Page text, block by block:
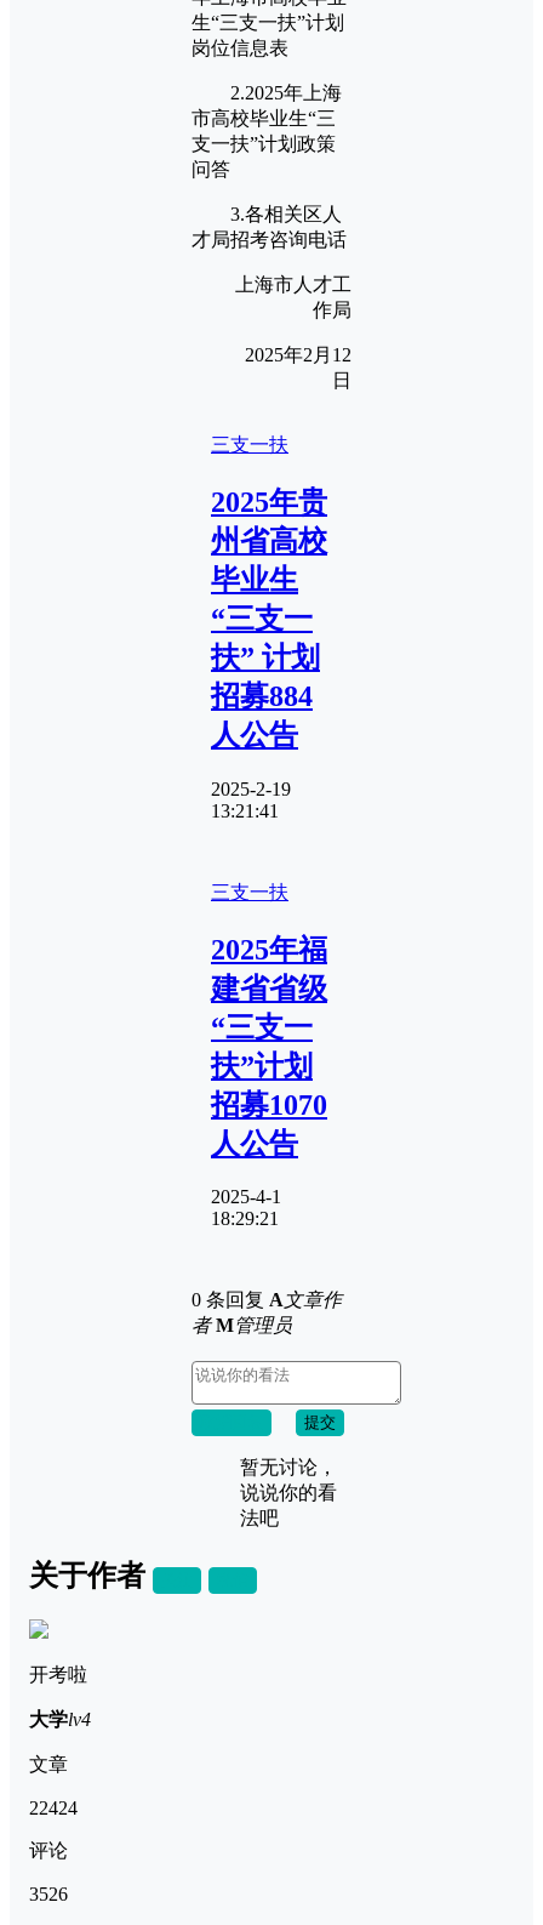
生“三支一扶”计划
岗位信息表
2.2025年上海
市高校毕业生“三
支一扶”计划政策
问答
3.各相关区人
才局招考咨询电话
上海市人才工
作局
2025年2月12
日
三支一扶
2025年贵
州省高校
毕业生
“三支一
扶” 计划
招募884
人公告
2025-2-19
13:21:41
三支一扶
2025年福
建省省级
“三支一
扶”计划
招募1070
人公告
2025-4-1
18:29:21
0 条回复 A文章作
者 M管理员
提交
暂无讨论，
说说你的看
法吧
关于作者
开考啦
大学lv4
文章
22424
评论
3526